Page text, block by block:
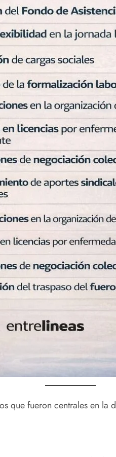
que fueron centrales en la